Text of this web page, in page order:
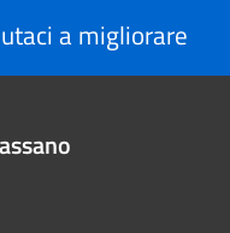
a migliorare